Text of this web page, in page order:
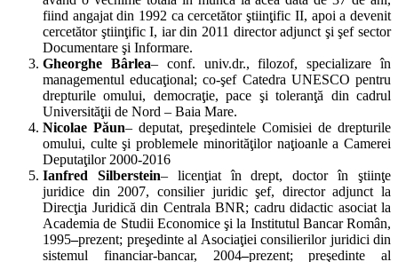
fiind angajat din 1992 ca cercetător ştiinţific II, apoi a devenit
cercetător ştiinţific I, iar din 2011 director adjunct şi şef sector
Documentare şi Informare.
Gheorghe Bârlea– conf. univ.dr., filozof, specializare în
managementul educaţional; co-şef Catedra UNESCO pentru
drepturile omului, democraţie, pace şi toleranţă din cadrul
Universităţii de Nord – Baia Mare.
Nicolae Păun– deputat, preşedintele Comisiei de drepturile
omului, culte şi problemele minorităţilor naţioanle a Camerei
Deputaţilor 2000-2016
Ianfred Silberstein– licenţiat în drept, doctor în ştiinţe
juridice din 2007, consilier juridic şef, director adjunct la
Direcţia Juridică din Centrala BNR; cadru didactic asociat la
Academia de Studii Economice şi la Institutul Bancar Român,
1995–prezent; preşedinte al Asociaţiei consilierilor juridici din
sistemul financiar-bancar, 2004–prezent; preşedinte al